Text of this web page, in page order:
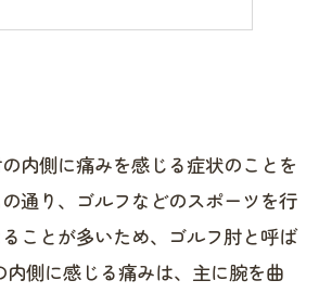
内側に痛みを感じる症状のことを
通り、ゴルフなどのスポーツを行
ことが多いため、ゴルフ肘と呼ば
側に感じる痛みは、主に腕を曲